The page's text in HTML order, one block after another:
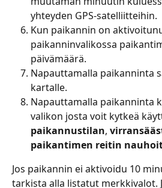
yhteyden GPS-satelliitteihin.
Kun paikannin on
paikanninvalikossa
päivämäärä.
Napauttamalla paikanninta
kartalle.
Napauttamalla paikanninta
valikon josta voit kytkeä
paikannustilan,
paikantimen reitin
Jos paikannin ei aktivoidu 10
tarkista alla listatut merkkivalot.